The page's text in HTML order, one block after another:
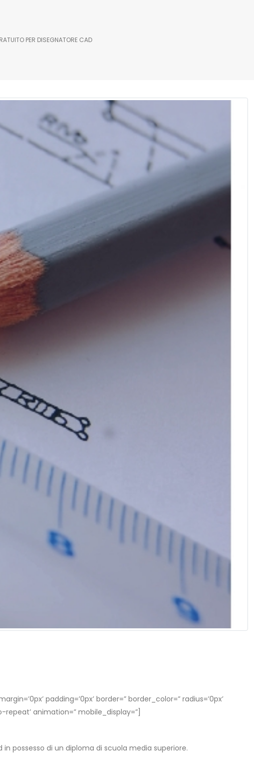
PER DISEGNATORE CAD
padding=’0px’ border=” border_color=” radius=’0px’
animation=” mobile_display=”]
possesso di un diploma di scuola media superiore.